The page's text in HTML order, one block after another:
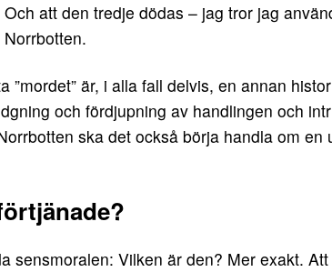
att den tredje dödas – jag tror jag
”mordet” är, i alla fall delvis, en annan
och fördjupning av handlingen och
ska det också börja handla om en
sensmoralen: Vilken är den? Mer exakt.